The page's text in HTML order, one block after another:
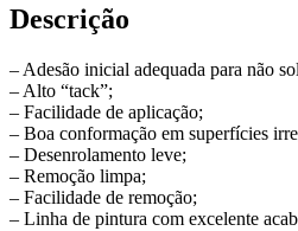
Descrição
– Adesão inicial adequada para não
– Alto “tack”;
– Facilidade de aplicação;
– Boa conformação em superfícies
– Desenrolamento leve;
– Remoção limpa;
– Facilidade de remoção;
– Linha de pintura com excelente